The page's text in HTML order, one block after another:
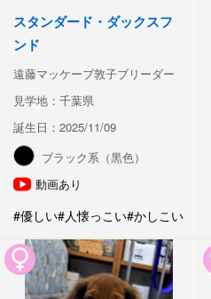
スタンダード・ダックスフ
ンド
遠藤マッケーブ敦子ブリーダー
見学地：千葉県
誕生日：2025/11/09
ブラック系（黒色）
動画あり
#優しい#人懐っこい#かしこい